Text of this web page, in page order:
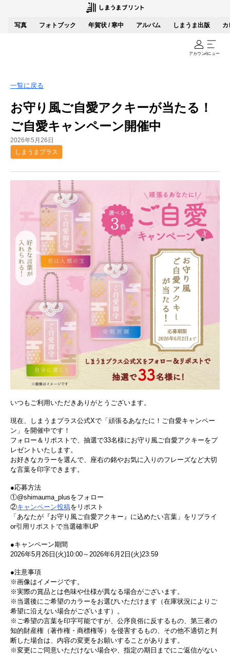
写真 フォトブック 年賀状 / 寒中 アルバム しまうま出版 カ
アカウントメニュー
一覧に戻る
お守り風ご自愛アクキーが当たる！
ご自愛キャンペーン開催中
2026年5月26日
しまうまプラス
いつもご利用いただきありがとうございます。
現在、しまうまプラス公式Xで「頑張るあなたに！ご自愛キャンペー
ン」を開催中です！
フォロー＆リポストで、抽選で33名様にお守り風ご自愛アクキーをプ
レゼントいたします。
お好きなカラーを選んで、座右の銘やお気に入りのフレーズなど大切
な言葉を印字できます。
●応募方法
①@shimauma_plusをフォロー
②キャンペーン投稿をリポスト
「あなたが『お守り風ご自愛アクキー』に込めたい言葉」をリプライ
or引用リポストで当選確率UP
●キャンペーン期間
2026年5月26日(火)10:00～2026年6月2日(火)23:59
●注意事項
※画像はイメージです。
※実際の賞品とは色味や仕様が異なる場合がございます。
※当選後にご希望のカラーをお選びいただけます（在庫状況によりご
希望に沿えない場合がございます）。
※ご希望の言葉を印字可能ですが、公序良俗に反するもの、第三者の
知的財産権（著作権・商標権等）を侵害するもの、その他不適切と判
断した場合は、内容の変更をお願いすることがあります。
※変更にご同意いただけない場合や、指定の期日までにご返信がない